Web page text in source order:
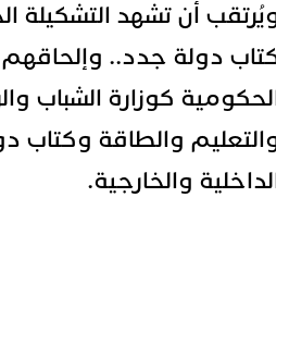
أن تشهد التشكيلة
دولة جدد.. وإلحاقهم
كوزارة الشباب
والطاقة وكتاب
والخارجية.